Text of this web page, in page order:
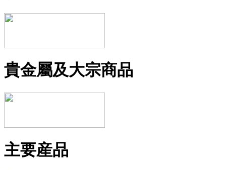
貴金屬及大宗商品
主要産品